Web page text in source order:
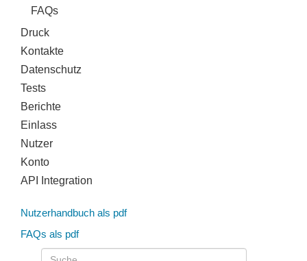
FAQs
Druck
Kontakte
Datenschutz
Tests
Berichte
Einlass
Nutzer
Konto
API Integration
Nutzerhandbuch als pdf
FAQs als pdf